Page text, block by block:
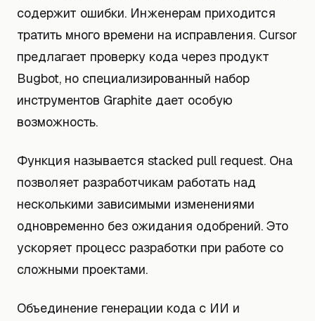
содержит ошибки. Инженерам приходится
тратить много времени на исправления. Cursor
предлагает проверку кода через продукт
Bugbot, но специализированный набор
инструментов Graphite дает особую
возможность.
Функция называется stacked pull request. Она
позволяет разработчикам работать над
несколькими зависимыми изменениями
одновременно без ожидания одобрений. Это
ускоряет процесс разработки при работе со
сложными проектами.
Объединение генерации кода с ИИ и